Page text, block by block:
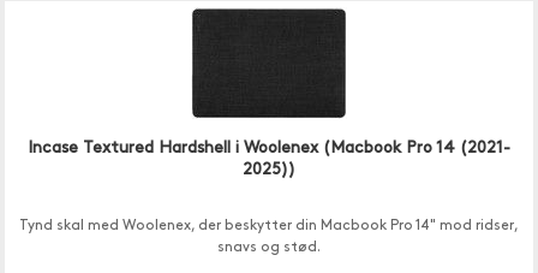
Incase Textured Hardshell i Woolenex (Macbook Pro 14 (2021-
2025))
Tynd skal med Woolenex, der beskytter din Macbook Pro 14" mod ridser,
snavs og stød.